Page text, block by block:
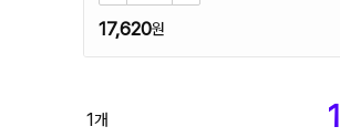
17,620
1개